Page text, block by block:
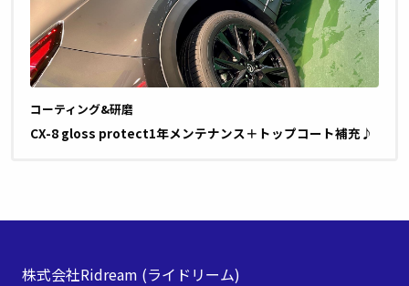
コーティング&研磨
CX-8 gloss protect1年メンテナンス＋トップコート補充♪
株式会社Ridream (ライドリーム)